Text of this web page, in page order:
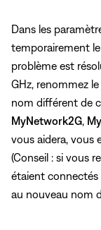
Dans les
temporairement le
problème est
GHz, renommez
nom différent de
MyNetwork2G
vous aidera, vous
(Conseil : si vous
étaient
au nouveau nom